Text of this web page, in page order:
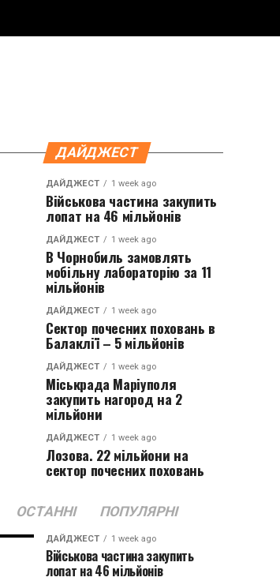
ДАЙДЖЕСТ
ДАЙДЖЕСТ 1 week ago
Військова частина закупить
лопат на 46 мільйонів
ДАЙДЖЕСТ 1 week ago
В Чорнобиль замовлять
мобільну лабораторію за 11
мільйонів
ДАЙДЖЕСТ 1 week ago
Сектор почесних поховань в
Балаклії – 5 мільйонів
ДАЙДЖЕСТ 1 week ago
Міськрада Маріуполя
закупить нагород на 2
мільйони
ДАЙДЖЕСТ 1 week ago
Лозова. 22 мільйони на
сектор почесних поховань
ОСТАННІ ПОПУЛЯРНІ
ДАЙДЖЕСТ 1 week ago
Військова частина закупить
лопат на 46 мільйонів